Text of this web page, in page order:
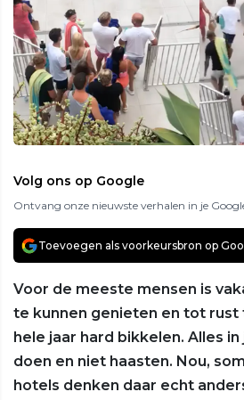
Volg ons op Google
Ontvang onze nieuwste verhalen in je
Toevoegen als voorkeursbron op
Voor de meeste mensen is
te kunnen genieten en tot rust
hele jaar hard bikkelen. Alles
doen en niet haasten. Nou,
hotels denken daar echt